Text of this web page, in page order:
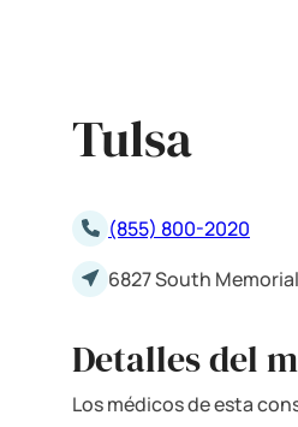
Tulsa
(855) 800-2020
6827 South
Detalles del
Los médicos de esta